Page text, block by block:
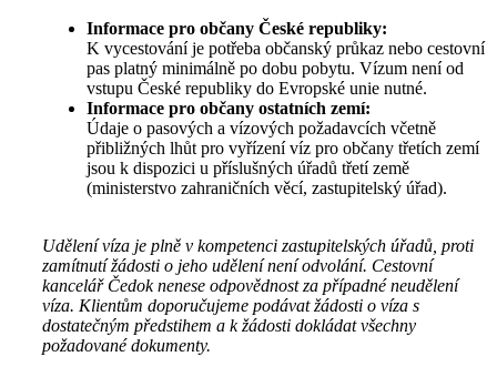
Informace pro občany České republiky:
K vycestování je potřeba občanský průkaz nebo cestovní
pas platný minimálně po dobu pobytu. Vízum není od
vstupu České republiky do Evropské unie nutné.
Informace pro občany ostatních zemí:
Údaje o pasových a vízových požadavcích včetně
přibližných lhůt pro vyřízení víz pro občany třetích zemí
jsou k dispozici u příslušných úřadů třetí země
(ministerstvo zahraničních věcí, zastupitelský úřad).
Udělení víza je plně v kompetenci zastupitelských úřadů, proti
zamítnutí žádosti o jeho udělení není odvolání. Cestovní
kancelář Čedok nenese odpovědnost za případné neudělení
víza. Klientům doporučujeme podávat žádosti o víza s
dostatečným předstihem a k žádosti dokládat všechny
požadované dokumenty.